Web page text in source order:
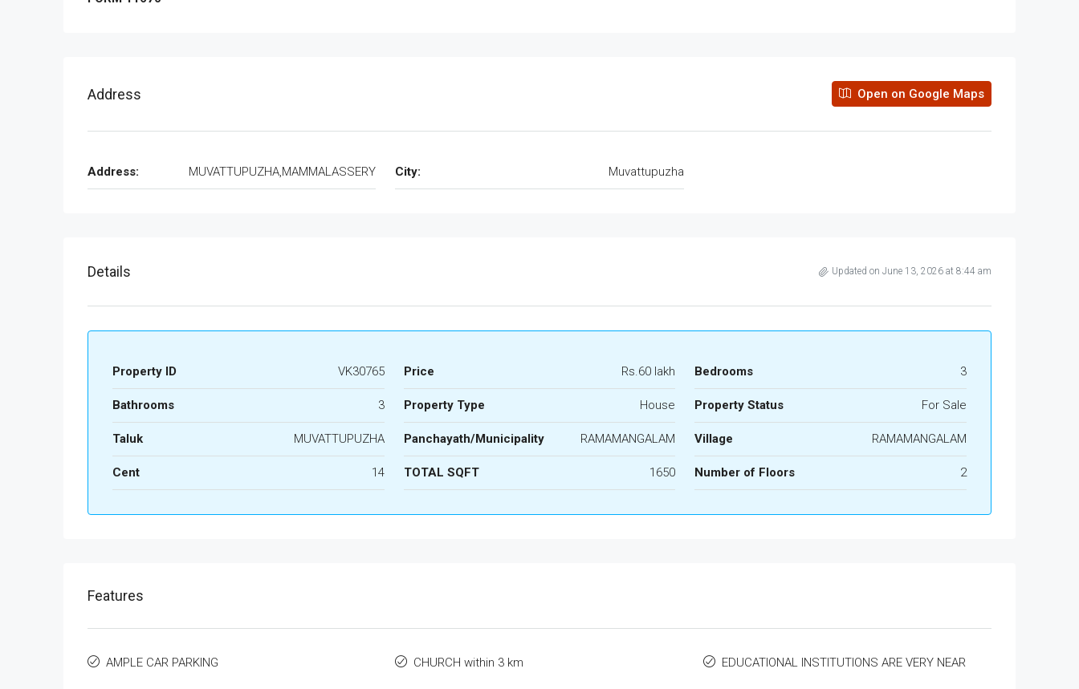
Address Open on Google Maps
Address: MUVATTUPUZHA,MAMMALASSERY City: Muvattupuzha
Details Updated on June 13, 2026 at 8:44 am
Property ID VK30765 Price Rs.60 lakh Bedrooms 3
Bathrooms 3 Property Type House Property Status For Sale
Taluk MUVATTUPUZHA Panchayath/Municipality RAMAMANGALAM Village RAMAMANGALAM
Cent 14 TOTAL SQFT 1650 Number of Floors 2
Features
AMPLE CAR PARKING CHURCH within 3 km EDUCATIONAL INSTITUTIONS ARE VERY NEAR